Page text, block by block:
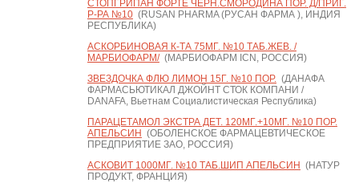
СТОПГРИПАН ФОРТЕ ЧЕРН.СМОРОДИНА ПОР. Д/ПРИГ.
Р-РА №10(RUSAN PHARMA (РУСАН ФАРМА ), ИНДИЯ
РЕСПУБЛИКА)
АСКОРБИНОВАЯ К-ТА 75МГ. №10 ТАБ.ЖЕВ. /
МАРБИОФАРМ/(МАРБИОФАРМ ICN, РОССИЯ)
ЗВЕЗДОЧКА ФЛЮ ЛИМОН 15Г. №10 ПОР.(ДАНАФА
ФАРМАСЬЮТИКАЛ ДЖОЙНТ СТОК КОМПАНИ /
DANAFA, Вьетнам Социалистическая Республика)
ПАРАЦЕТАМОЛ ЭКСТРА ДЕТ. 120МГ.+10МГ. №10 ПОР.
АПЕЛЬСИН (ОБОЛЕНСКОЕ ФАРМАЦЕВТИЧЕСКОЕ
ПРЕДПРИЯТИЕ ЗАО, РОССИЯ)
АСКОВИТ 1000МГ. №10 ТАБ.ШИП АПЕЛЬСИН (НАТУР
ПРОДУКТ, ФРАНЦИЯ)